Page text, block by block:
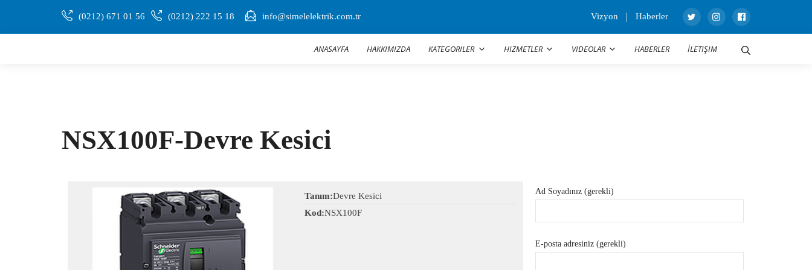
(0212) 671 01 56 (0212) 222 15 18 info@simelelektrik.com.tr Vizyon Haberler
ANASAYFA HAKKIMIZDA KATEGORILER HIZMETLER VIDEOLAR HABERLER İLETIŞIM
NSX100F-Devre Kesici
Tanım:Devre Kesici
Kod:NSX100F
Ad Soyadınız (gerekli)
E-posta adresiniz (gerekli)